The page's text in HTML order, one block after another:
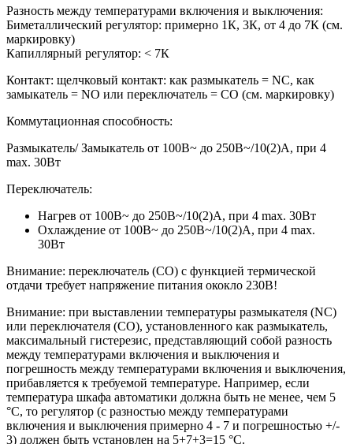
Разность между температурами включения и выключения:
Биметаллический регулятор: примерно 1К, 3К, от 4 до 7К (см.
маркировку)
Капиллярный регулятор: < 7К
Контакт: щелчковый контакт: как размыкатель = NC, как
замыкатель = NO или переключатель = CO (см. маркировку)
Коммутационная способность:
Размыкатель/ Замыкатель от 100В~ до 250В~/10(2)А, при 4
max. 30Вт
Переключатель:
Нагрев от 100В~ до 250В~/10(2)А, при 4 max. 30Вт
Охлаждение от 100В~ до 250В~/10(2)А, при 4 max.
30Вт
Внимание: переключатель (СО) с функцией термической
отдачи требует напряжение питания ококло 230В!
Внимание: при выставлении температуры размыкателя (NC)
или переключателя (CO), установленного как размыкатель,
максимальный гистерезис, представляющий собой разность
между температурами включения и выключения и
погрешность между температурами включения и выключения,
прибавляется к требуемой температуре. Например, если
температура шкафа автоматики должна быть не менее, чем 5
°С, то регулятор (с разностью между температурами
включения и выключения примерно 4 - 7 и погрешностью +/-
3) должен быть установлен на 5+7+3=15 °С.